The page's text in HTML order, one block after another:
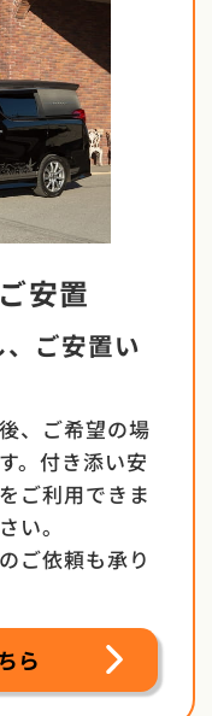
安置
ご安置い
、ご希望の場
。付き添い安
ご利用できま
い。
ご依頼も承り
ら